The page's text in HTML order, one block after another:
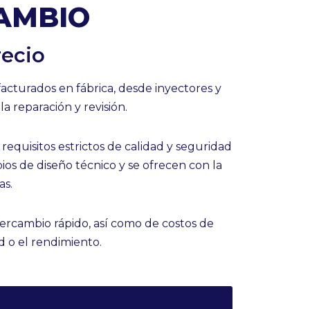
en fábrica, desde inyectores y
reparación y revisión.
estrictos de calidad y seguridad
de diseño técnico y se ofrecen con la
rápido, así como de costos de
o el rendimiento.